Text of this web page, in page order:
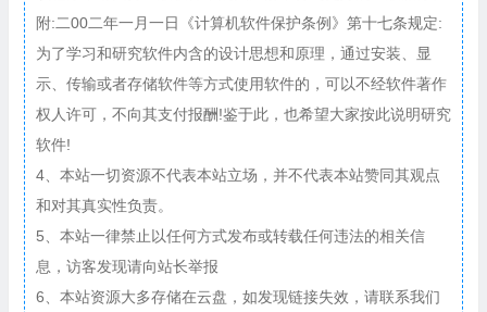
附:二00二年一月一日《计算机软件保护条例》第十七条规定:
为了学习和研究软件内含的设计思想和原理，通过安装、显
示、传输或者存储软件等方式使用软件的，可以不经软件著作
权人许可，不向其支付报酬!鉴于此，也希望大家按此说明研究
软件!
4、本站一切资源不代表本站立场，并不代表本站赞同其观点
和对其真实性负责。
5、本站一律禁止以任何方式发布或转载任何违法的相关信
息，访客发现请向站长举报
6、本站资源大多存储在云盘，如发现链接失效，请联系我们